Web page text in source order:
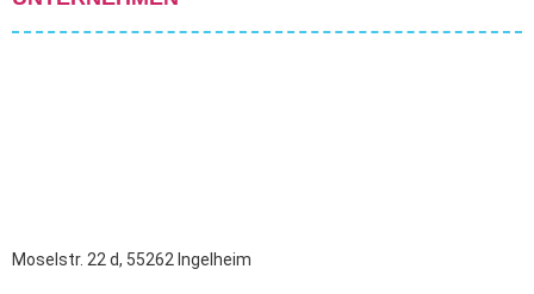
Moselstr. 22 d, 55262 Ingelheim